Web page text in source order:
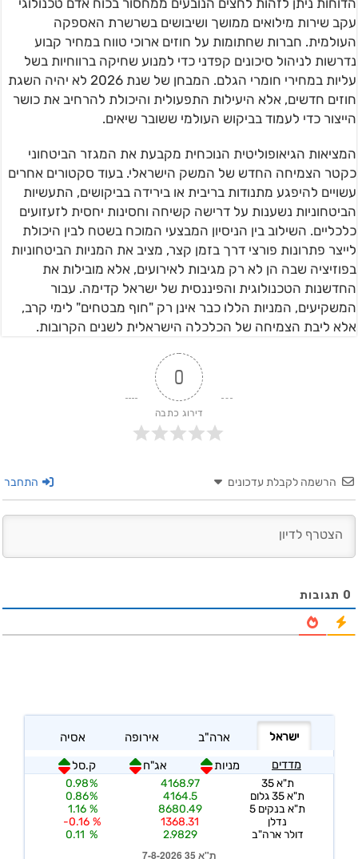
הדוחות ניתן לזהות לחצים הנובעים ממחסור בכוח אדם טכנולוגי
עקב שירות מילואים ממושך ושיבושים בשרשרת האספקה
העולמית. חברות שחתומות על חוזים ארוכי טווח במחיר קבוע
נדרשות לניהול סיכונים קפדני כדי למנוע שחיקה ברווחיות בשל
עליות במחירי חומרי הגלם. המבחן של שנת 2026 לא יהיה השגת
חוזים חדשים, אלא היעילות התפעולית והיכולת להרחיב את כושר
הייצור כדי לעמוד בביקוש העולמי ששובר שיאים.
המציאות הגיאופוליטית הנוכחית מקבעת את המגזר הביטחוני
כקטר הצמיחה החדש של המשק הישראלי. בעוד סקטורים אחרים
עשויים להיפגע מתנודות בריבית או בירידה בביקושים, התעשיות
הביטחוניות נשענות על דרישה קשיחה וחסינות יחסית לזעזועים
כלכליים. השילוב בין הניסיון המבצעי המוכח בשטח לבין היכולת
לייצר פתרונות פורצי דרך בזמן קצר, מציב את המניות הביטחוניות
בפוזיציה שבה הן לא רק מגיבות לאירועים, אלא מובילות את
החדשנות הטכנולוגית והפיננסית של ישראל קדימה. עבור
המשקיעים, המניות הללו כבר אינן רק "חוף מבטחים" לימי קרב,
אלא ליבת הצמיחה של הכלכלה הישראלית לשנים הקרובות.
0
דירוג כתבה
הרשמה לקבלת עדכונים התחבר
0 תגובות